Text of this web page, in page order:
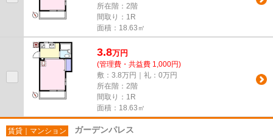
所在階：2階
間取り：1R
面積：18.63㎡
3.8万円
(管理費・共益費 1,000円)
敷：3.8万円｜礼：0万円
所在階：2階
間取り：1R
面積：18.63㎡
賃貸｜マンション ガーデンパレス